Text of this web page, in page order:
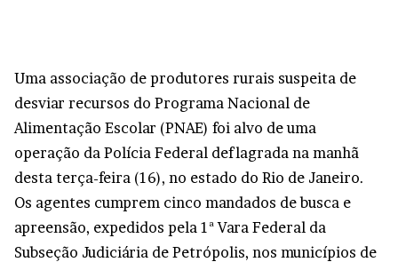
Uma associação de produtores rurais suspeita de
desviar recursos do Programa Nacional de
Alimentação Escolar (PNAE) foi alvo de uma
operação da Polícia Federal deflagrada na manhã
desta terça-feira (16), no estado do Rio de Janeiro.
Os agentes cumprem cinco mandados de busca e
apreensão, expedidos pela 1ª Vara Federal da
Subseção Judiciária de Petrópolis, nos municípios de